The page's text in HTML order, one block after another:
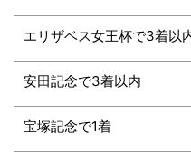
エリザベス女王杯で3着以
安田記念で3着以内
宝塚記念で1着